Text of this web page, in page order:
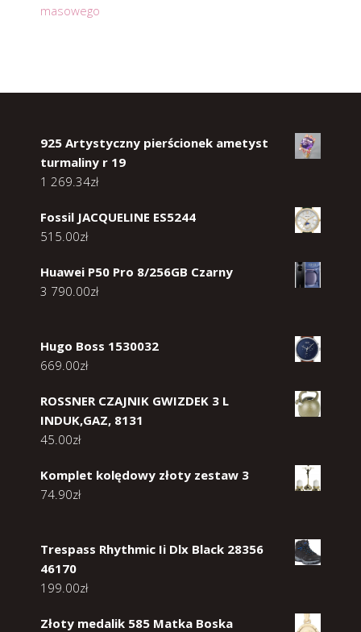
masowego
925 Artystyczny pierścionek ametyst
turmaliny r 19
1 269.34zł
Fossil JACQUELINE ES5244
515.00zł
Huawei P50 Pro 8/256GB Czarny
3 790.00zł
Hugo Boss 1530032
669.00zł
ROSSNER CZAJNIK GWIZDEK 3 L
INDUK,GAZ, 8131
45.00zł
Komplet kolędowy złoty zestaw 3
74.90zł
Trespass Rhythmic Ii Dlx Black 28356
46170
199.00zł
Złoty medalik 585 Matka Boska